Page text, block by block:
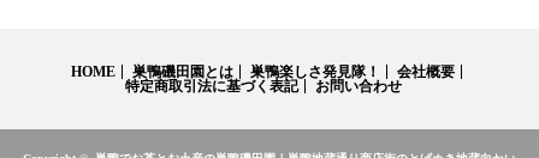
HOME 巣鴨磯田園とは 巣鴨楽しさ発見隊！
会社概要
特定商取引法に基づく表記
お問い合わせ